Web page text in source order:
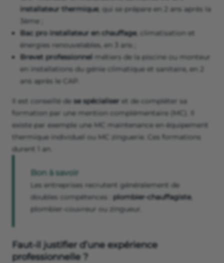
installateur thermique, qui se prépare en 2 ans après la
3ème ;
Bac pro installateur en chauffage, climatisation et
énergies renouvelables, en 3 ans ;
Brevet professionnel métiers de la piscine ou monteur
en installations du génie climatique et sanitaire, en 2
ans après le CAP.
Il est conseillé de se spécialiser et de compléter sa
formation par une mention complémentaire (MC). Il
existe par exemple une MC maintenance en équipement
thermique individuel ou MC zinguerie. Ces formations
durent 1 an.
Bon à savoir
Les entreprises recrutent généralement de
doubles compétences :
plombier-chauffagiste,
plombier-couvreur ou zingueur.
Faut-il justifier d’une expérience
professionnelle ?